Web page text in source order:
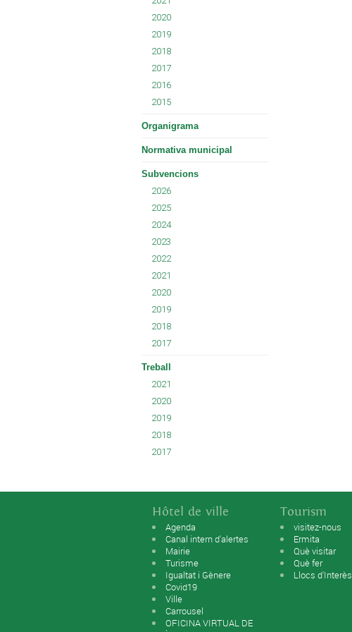
2020
2019
2018
2017
2016
2015
Organigrama
Normativa municipal
Subvencions
2026
2025
2024
2023
2022
2021
2020
2019
2018
2017
Treball
2021
2020
2019
2018
2017
Hôtel de ville
Agenda
Canal intern d'alertes
Mairie
Turisme
Igualtat i Gènere
Covid19
Ville
Carrousel
OFICINA VIRTUAL DE
Tourism
visitez-nous
Ermita
Què visitar
Què fer
Llocs d'Interès